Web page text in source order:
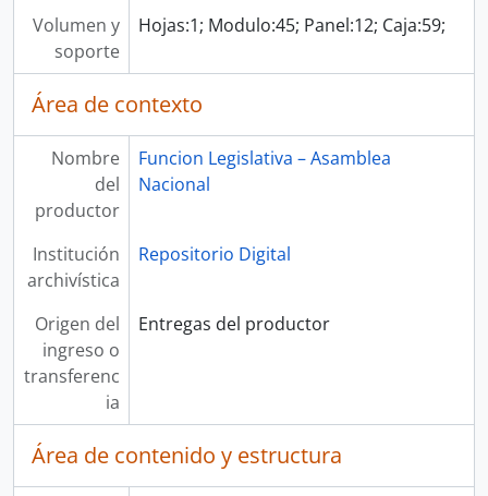
Volumen y
soporte
Hojas:1; Modulo:45; Panel:12; Caja:59;
Área de contexto
Nombre
del
productor
Funcion Legislativa – Asamblea
Nacional
Institución
archivística
Repositorio Digital
Origen del
ingreso o
transferenc
ia
Entregas del productor
Área de contenido y estructura